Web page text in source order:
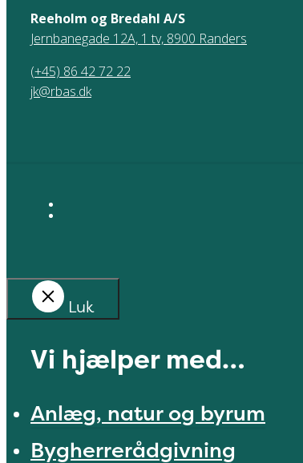
Reeholm og Bredahl A/S
Jernbanegade 12A, 1 tv, 8900 Randers
(+45) 86 42 72 22
jk@rbas.dk
Luk
Vi hjælper med…
Anlæg, natur og byrum
Bygherrerådgivning